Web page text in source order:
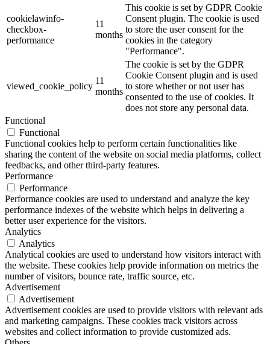
cookielawinfo-
checkbox-
performance
11
months
This cookie is set by GDPR Cookie
Consent plugin. The cookie is used
to store the user consent for the
cookies in the category
"Performance".
viewed_cookie_policy
11
months
The cookie is set by the GDPR
Cookie Consent plugin and is used
to store whether or not user has
consented to the use of cookies. It
does not store any personal data.
Functional
Functional
Functional cookies help to perform certain functionalities like
sharing the content of the website on social media platforms, collect
feedbacks, and other third-party features.
Performance
Performance
Performance cookies are used to understand and analyze the key
performance indexes of the website which helps in delivering a
better user experience for the visitors.
Analytics
Analytics
Analytical cookies are used to understand how visitors interact with
the website. These cookies help provide information on metrics the
number of visitors, bounce rate, traffic source, etc.
Advertisement
Advertisement
Advertisement cookies are used to provide visitors with relevant ads
and marketing campaigns. These cookies track visitors across
websites and collect information to provide customized ads.